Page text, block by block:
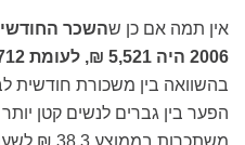
אין תמה אם כן שהשכר
2006 היה 5,521 ₪, לעומת 8,712 ₪
בהשוואה בין משכורת חודשית
הפער בין גברים לנשים קטן